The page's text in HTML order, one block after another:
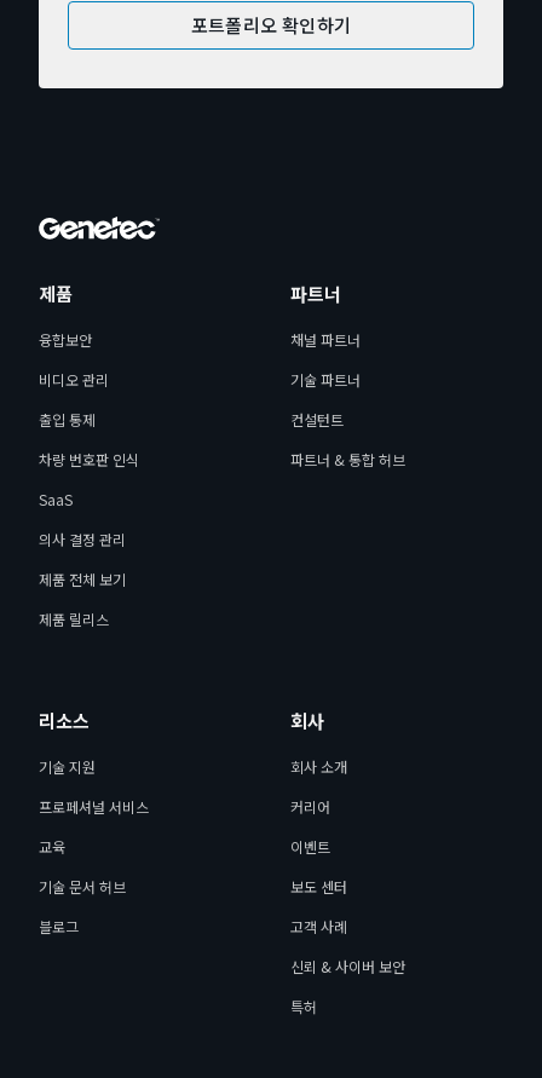
포트폴리오 확인하기
제품
융합보안
비디오 관리
출입 통제
차량 번호판 인식
SaaS
의사 결정 관리
제품 전체 보기
제품 릴리스
파트너
채널 파트너
기술 파트너
컨설턴트
파트너 & 통합 허브
리소스
기술 지원
프로페셔널 서비스
교육
기술 문서 허브
블로그
회사
회사 소개
커리어
이벤트
보도 센터
고객 사례
신뢰 & 사이버 보안
특허